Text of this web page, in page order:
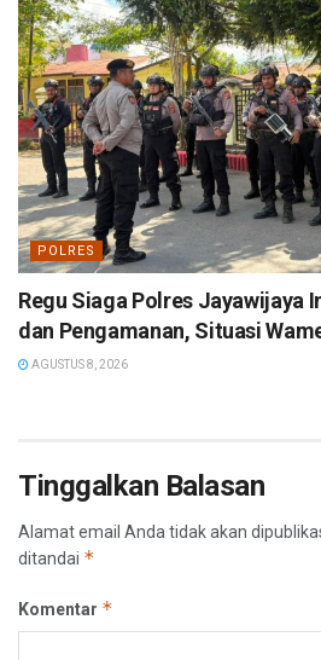
POLRES
Regu Siaga Polres Jayawijaya
dan Pengamanan, Situasi
AGUSTUS 8, 2026
Tinggalkan Balasan
Alamat email Anda tidak akan
ditandai *
Komentar *